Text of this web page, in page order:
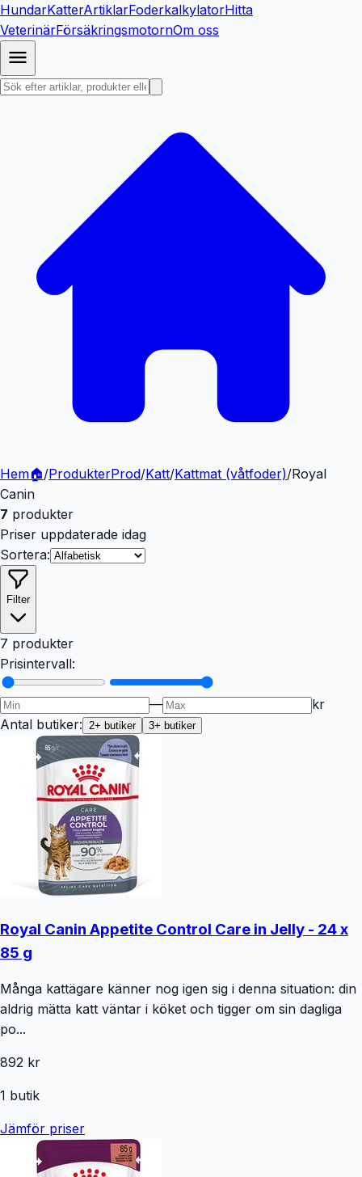
HundarKatterArtiklarFoderkalkylatorHitta
VeterinärFörsäkringsmotornOm oss
Hem🏠/ProdukterProd/Katt/Kattmat (våtfoder)/Royal
Canin
7 produkter
Priser uppdaterade idag
Sortera:
Filter
7 produkter
Prisintervall:
—
kr
Antal butiker: 2+ butiker 3+ butiker
Royal Canin Appetite Control Care in Jelly - 24 x
85 g
Många kattägare känner nog igen sig i denna situation: din
aldrig mätta katt väntar i köket och tigger om sin dagliga
po...
892 kr
1 butik
Jämför priser